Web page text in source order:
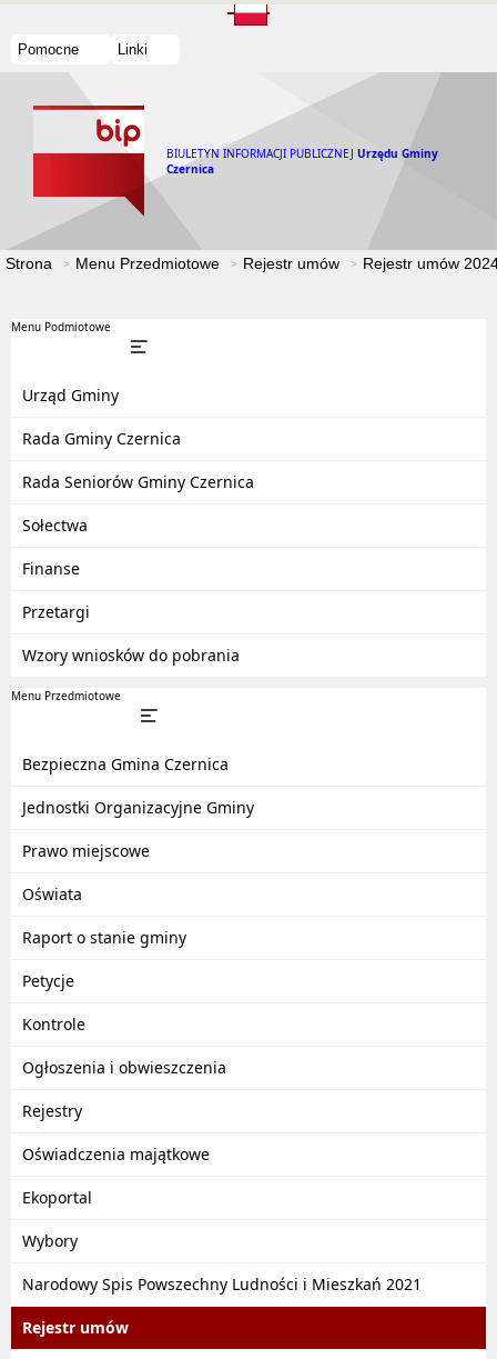
Pomocne Linki
BIULETYN INFORMACJI PUBLICZNEJ Urzędu Gminy
Czernica
Strona Menu Przedmiotowe Rejestr umów Rejestr umów
Menu Podmiotowe
Urząd Gminy
Rada Gminy Czernica
Rada Seniorów Gminy Czernica
Sołectwa
Finanse
Przetargi
Wzory wniosków do pobrania
Menu Przedmiotowe
Bezpieczna Gmina Czernica
Jednostki Organizacyjne Gminy
Prawo miejscowe
Oświata
Raport o stanie gminy
Petycje
Kontrole
Ogłoszenia i obwieszczenia
Rejestry
Oświadczenia majątkowe
Ekoportal
Wybory
Narodowy Spis Powszechny Ludności i Mieszkań 2021
Rejestr umów